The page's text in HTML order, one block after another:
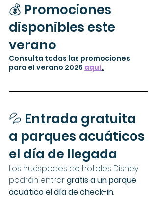
💰 Promociones
disponibles este
verano
Consulta todas las promociones
para el verano 2026 aquí.
💦 Entrada gratuita
a parques acuáticos
el día de llegada
Los huéspedes de hoteles Disney
podrán entrar gratis a un parque
acuático el día de check-in.